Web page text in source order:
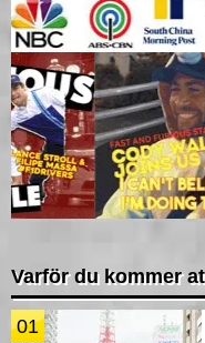
Varför du kommer
01